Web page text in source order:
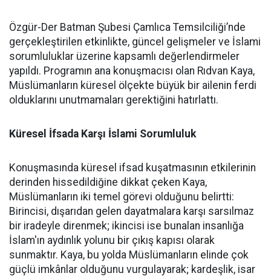
Özgür-Der Batman Şubesi Çamlıca Temsilciliği’nde
gerçekleştirilen etkinlikte, güncel gelişmeler ve İslami
sorumluluklar üzerine kapsamlı değerlendirmeler
yapıldı. Programın ana konuşmacısı olan Rıdvan Kaya,
Müslümanların küresel ölçekte büyük bir ailenin ferdi
olduklarını unutmamaları gerektiğini hatırlattı.
Küresel İfsada Karşı İslami Sorumluluk
Konuşmasında küresel ifsad kuşatmasının etkilerinin
derinden hissedildiğine dikkat çeken Kaya,
Müslümanların iki temel görevi olduğunu belirtti:
Birincisi, dışarıdan gelen dayatmalara karşı sarsılmaz
bir iradeyle direnmek; ikincisi ise bunalan insanlığa
İslam'ın aydınlık yolunu bir çıkış kapısı olarak
sunmaktır. Kaya, bu yolda Müslümanların elinde çok
güçlü imkânlar olduğunu vurgulayarak; kardeşlik, isar